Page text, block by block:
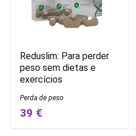
Reduslim: Para perder
peso sem dietas e
exercícios
Perda de peso
39 €